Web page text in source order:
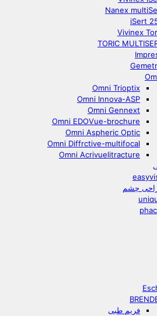
Nanex
iSert
Vivinex
TORIC
Omni Trioptix
Omni Innova-ASP
Omni Gennext
Omni EDOVue-brochure
Omni Aspheric Optic
Omni Diffrctive-multifocal
Omni Acrivuelitracture
چشم
فریم طبی